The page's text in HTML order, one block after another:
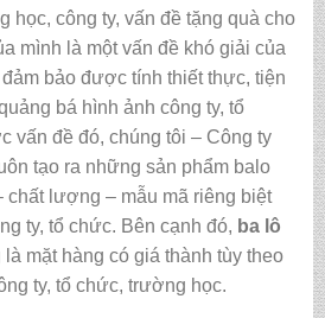
học, công ty, vấn đề tặng quà cho
mình là một vấn đề khó giải của
bảo được tính thiết thực, tiện
bá hình ảnh công ty, tổ
vấn đề đó, chúng tôi – Công ty
tạo ra những sản phẩm balo
chất lượng – mẫu mã riêng biệt
ty, tổ chức. Bên cạnh đó, ba lô
là mặt hàng có giá thành tùy theo
ty, tổ chức, trường học.